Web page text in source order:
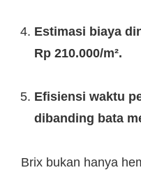
Estimasi biaya
Rp 210.000/m².
Efisiensi waktu
dibanding bata
Brix bukan hanya